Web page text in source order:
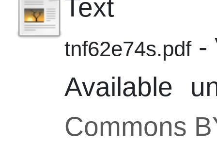
Text
tnf62e74s.pdf-
Available
Commons